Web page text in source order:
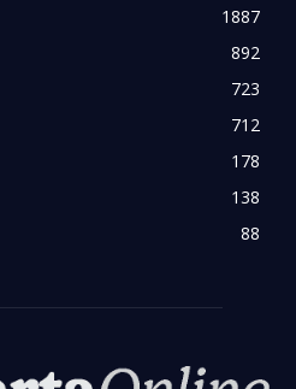
1887
892
723
712
178
138
88